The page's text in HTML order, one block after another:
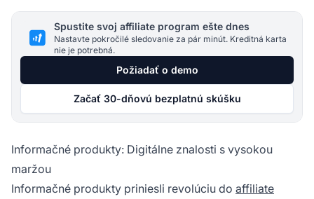
Spustite svoj affiliate program ešte dnes
Nastavte pokročilé sledovanie za pár minút. Kreditná karta
nie je potrebná.
Požiadať o demo
Začať 30-dňovú bezplatnú skúšku
Informačné produkty: Digitálne znalosti s vysokou
maržou
Informačné produkty priniesli revolúciu do affiliate